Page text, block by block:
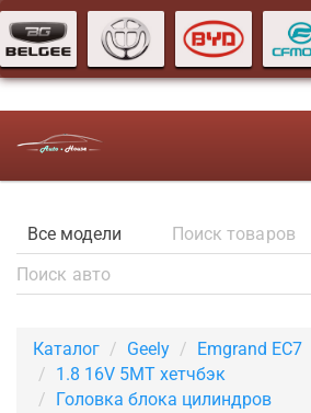
Каталог Geely
Emgrand EC7
1.8 16V 5MT хетчбэк
Головка блока цилиндров